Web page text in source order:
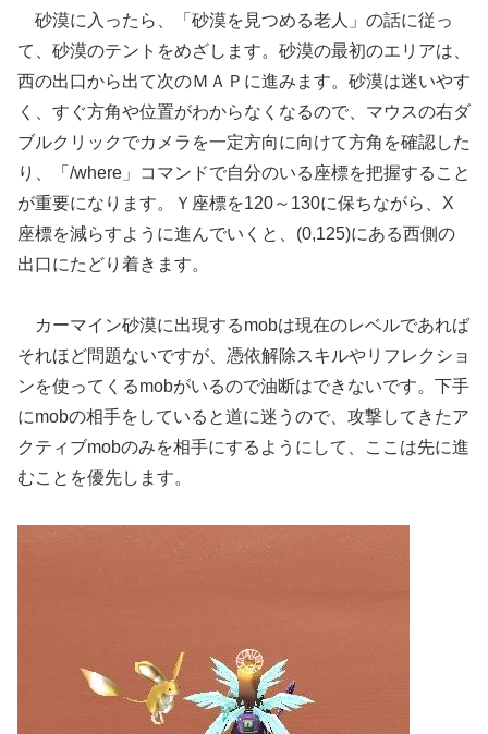
砂漠に入ったら、「砂漠を見つめる老人」の話に従っ
て、砂漠のテントをめざします。砂漠の最初のエリアは、
西の出口から出て次のＭＡＰに進みます。砂漠は迷いやす
く、すぐ方角や位置がわからなくなるので、マウスの右ダ
ブルクリックでカメラを一定方向に向けて方角を確認した
り、「/where」コマンドで自分のいる座標を把握すること
が重要になります。Ｙ座標を120～130に保ちながら、X
座標を減らすように進んでいくと、(0,125)にある西側の
出口にたどり着きます。
カーマイン砂漠に出現するmobは現在のレベルであれば
それほど問題ないですが、憑依解除スキルやリフレクショ
ンを使ってくるmobがいるので油断はできないです。下手
にmobの相手をしていると道に迷うので、攻撃してきたア
クティブmobのみを相手にするようにして、ここは先に進
むことを優先します。